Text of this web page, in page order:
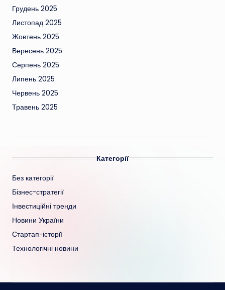
Грудень 2025
Листопад 2025
Жовтень 2025
Вересень 2025
Серпень 2025
Липень 2025
Червень 2025
Травень 2025
Категорії
Без категорії
Бізнес-стратегії
Інвестиційні тренди
Новини України
Стартап-історії
Технологічні новини